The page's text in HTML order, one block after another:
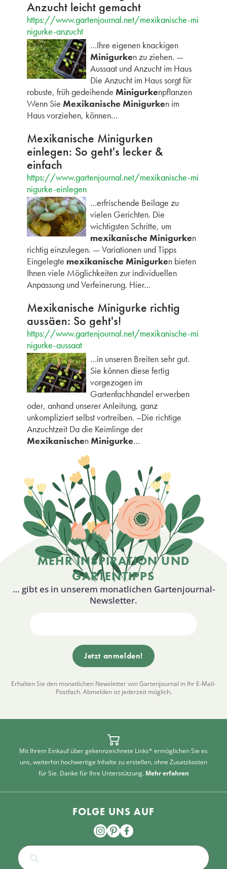
Anzucht leicht gemacht
https://www.gartenjournal.net/mexikanische-mi
nigurke-anzucht
…Ihre eigenen knackigen
Minigurken zu ziehen. —
Aussaat und Anzucht im Haus
Die Anzucht im Haus sorgt für
robuste, früh gedeihende Minigurkenpflanzen
Wenn Sie Mexikanische Minigurken im
Haus vorziehen, können…
Mexikanische Minigurken
einlegen: So geht's lecker &
einfach
https://www.gartenjournal.net/mexikanische-mi
nigurke-einlegen
…erfrischende Beilage zu
vielen Gerichten. Die
wichtigsten Schritte, um
mexikanische Minigurken
richtig einzulegen. — Variationen und Tipps
Eingelegte mexikanische Minigurken bieten
Ihnen viele Möglichkeiten zur individuellen
Anpassung und Verfeinerung. Hier…
Mexikanische Minigurke richtig
aussäen: So geht's!
https://www.gartenjournal.net/mexikanische-mi
nigurke-aussaat
…in unseren Breiten sehr gut.
Sie können diese fertig
vorgezogen im
Gartenfachhandel erwerben
oder, anhand unserer Anleitung, ganz
unkompliziert selbst vortreiben. –Die richtige
Anzuchtzeit Da die Keimlinge der
MexikanischenMinigurke…
MEHR INSPIRATION UND
GARTENTIPPS
… gibt es in unserem monatlichen Gartenjournal-
Newsletter.
Erhalten Sie den monatlichen Newsletter von Gartenjournal in Ihr E-Mail-
Postfach. Abmelden ist jederzeit möglich.
Mit Ihrem Einkauf über gekennzeichnete Links* ermöglichen Sie es
uns, weiterhin hochwertige Inhalte zu erstellen, ohne Zusatzkosten
für Sie. Danke für Ihre Unterstützung. Mehr erfahren
FOLGE UNS AUF